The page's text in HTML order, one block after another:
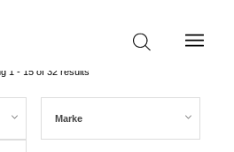
1 - 15 of 32 results
Marke